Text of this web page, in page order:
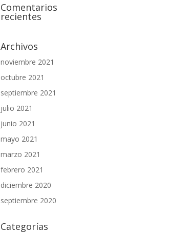
Comentarios
recientes
Archivos
noviembre 2021
octubre 2021
septiembre 2021
julio 2021
junio 2021
mayo 2021
marzo 2021
febrero 2021
diciembre 2020
septiembre 2020
Categorías